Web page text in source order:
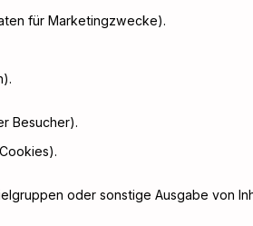
für Marketingzwecke).
Besucher).
oder sonstige Ausgabe von